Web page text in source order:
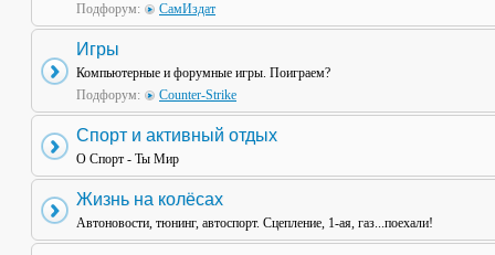
Подфорум:
СамИздат
Игры
Компьютерные и форумные игры. Поиграем?
Подфорум:
Counter-Strike
Спорт и активный отдых
О Спорт - Ты Мир
Жизнь на колёсах
Автоновости, тюнинг, автоспорт. Сцепление, 1-ая, газ...поехали!